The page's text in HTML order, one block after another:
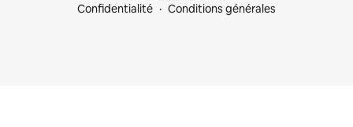
Confidentialité
Conditions générales